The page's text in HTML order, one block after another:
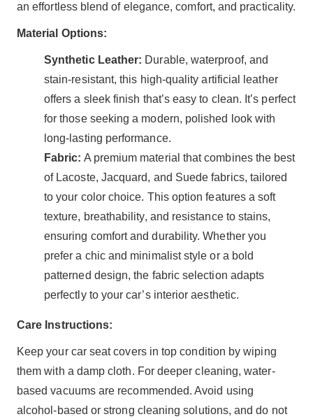
an effortless blend of elegance, comfort, and practicality.
Material Options:
Synthetic Leather: Durable, waterproof, and
stain-resistant, this high-quality artificial leather
offers a sleek finish that’s easy to clean. It’s perfect
for those seeking a modern, polished look with
long-lasting performance.
Fabric: A premium material that combines the best
of Lacoste, Jacquard, and Suede fabrics, tailored
to your color choice. This option features a soft
texture, breathability, and resistance to stains,
ensuring comfort and durability. Whether you
prefer a chic and minimalist style or a bold
patterned design, the fabric selection adapts
perfectly to your car’s interior aesthetic.
Care Instructions:
Keep your car seat covers in top condition by wiping
them with a damp cloth. For deeper cleaning, water-
based vacuums are recommended. Avoid using
alcohol-based or strong cleaning solutions, and do not